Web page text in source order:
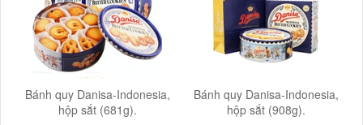
Bánh quy Danisa-Indonesia,
hộp sắt (681g).
Bánh quy Danisa-Indonesia,
hộp sắt (908g).